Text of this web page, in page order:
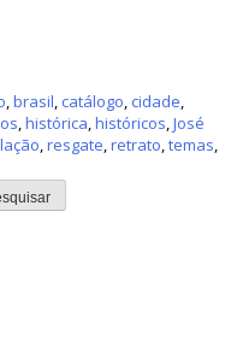
brasil catálogo cidade
histórica históricos José
resgate retrato temas